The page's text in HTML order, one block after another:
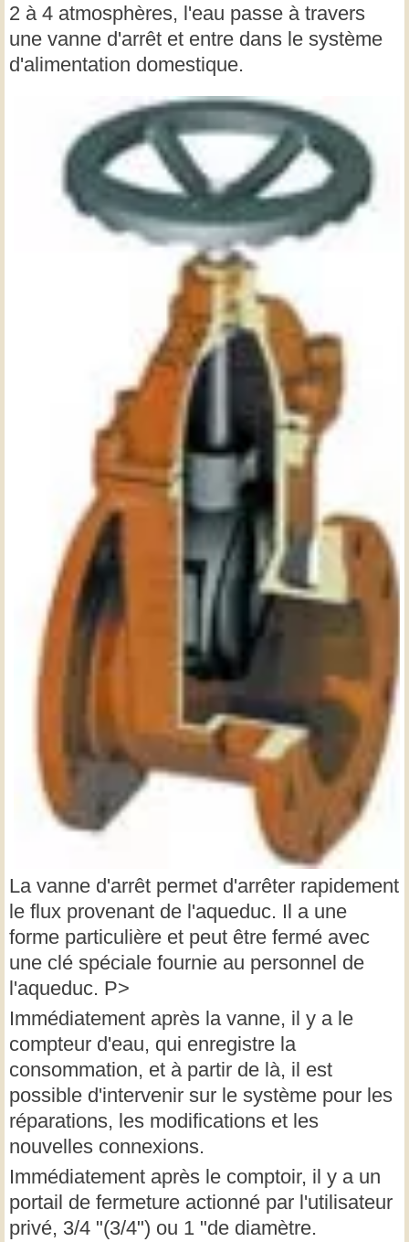
2 à 4 atmosphères, l'eau passe à travers
une vanne d'arrêt et entre dans le système
d'alimentation domestique.
La vanne d'arrêt permet d'arrêter rapidement
le flux provenant de l'aqueduc. Il a une
forme particulière et peut être fermé avec
une clé spéciale fournie au personnel de
l'aqueduc. P>
Immédiatement après la vanne, il y a le
compteur d'eau, qui enregistre la
consommation, et à partir de là, il est
possible d'intervenir sur le système pour les
réparations, les modifications et les
nouvelles connexions.
Immédiatement après le comptoir, il y a un
portail de fermeture actionné par l'utilisateur
privé, 3/4 "(3/4") ou 1 "de diamètre.